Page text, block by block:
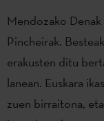
Mendozako
Pincheirak.
erakusten ditu
lanean. Euskara
zuen birraitona,